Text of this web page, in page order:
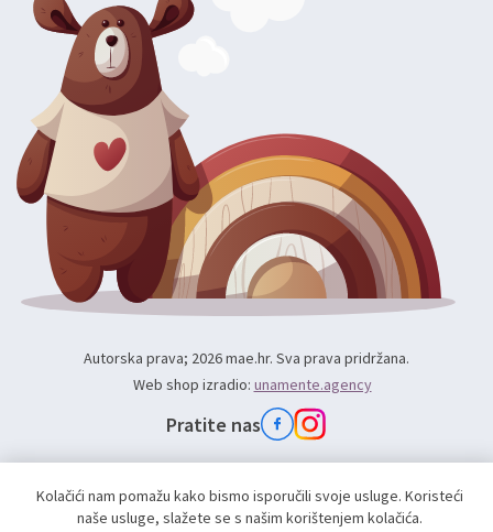
Autorska prava; 2026 mae.hr. Sva prava pridržana.
Web shop izradio: unamente.agency
Pratite nas
Kolačići nam pomažu kako bismo isporučili svoje usluge. Koristeći
naše usluge, slažete se s našim korištenjem kolačića.